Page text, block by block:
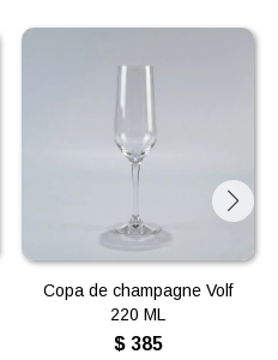
Copa de champagne Volf
220 ML
$ 385